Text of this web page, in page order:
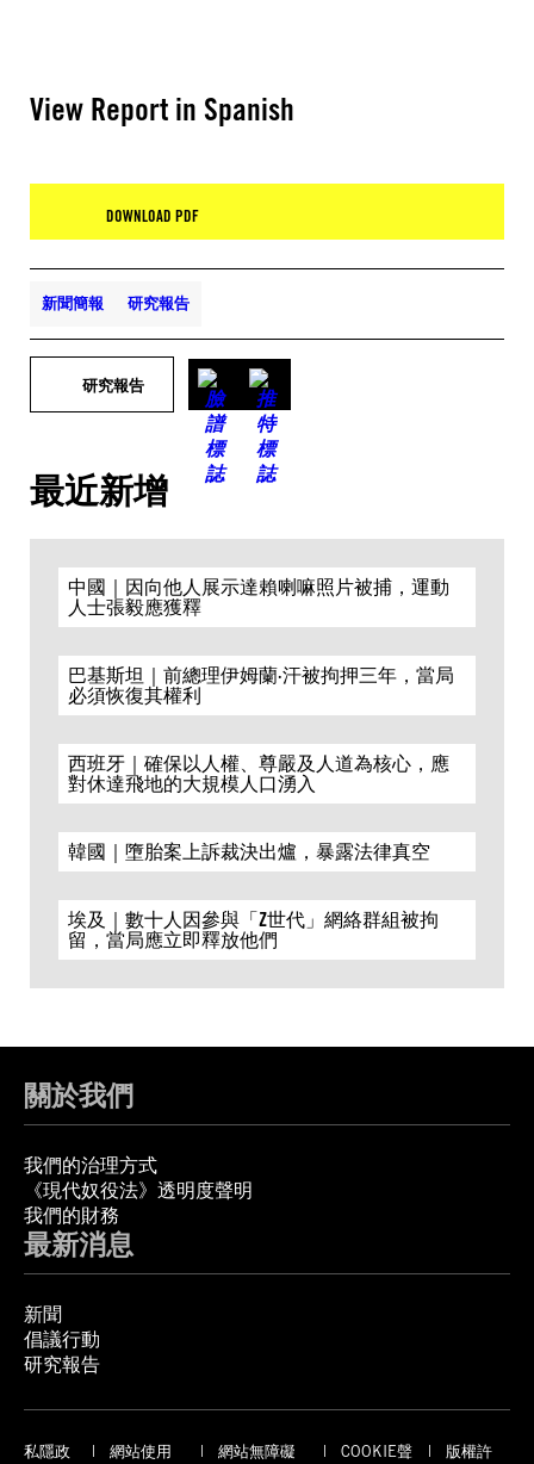
View Report in Spanish
DOWNLOAD PDF
新聞簡報 研究報告
研究報告
最近新增
中國｜因向他人展示達賴喇嘛照片被捕，運動
人士張毅應獲釋
巴基斯坦｜前總理伊姆蘭·汗被拘押三年，當局
必須恢復其權利
西班牙｜確保以人權、尊嚴及人道為核心，應
對休達飛地的大規模人口湧入
韓國｜墮胎案上訴裁決出爐，暴露法律真空
埃及｜數十人因參與「Z世代」網絡群組被拘
留，當局應立即釋放他們
關於我們
我們的治理方式
《現代奴役法》透明度聲明
我們的財務
最新消息
新聞
倡議行動
研究報告
私隱政
網站使用
網站無障礙
COOKIE聲
版權許